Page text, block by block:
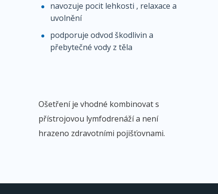
navozuje pocit lehkosti , relaxace a
uvolnění
podporuje odvod škodlivin a
přebytečné vody z těla
Ošetření je vhodné kombinovat s
přístrojovou lymfodrenáží a není
hrazeno zdravotními pojišťovnami.